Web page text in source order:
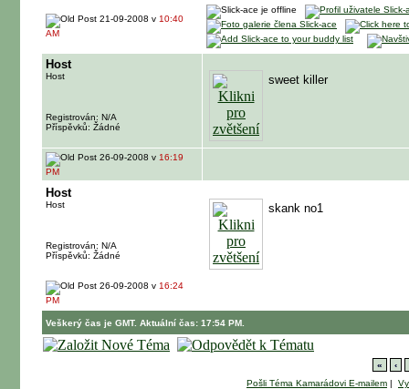
21-09-2008 v 10:40
AM
Host
Host
Registrován: N/A
Příspěvků: Žádné
sweet killer
26-09-2008 v 16:19
PM
Host
Host
Registrován: N/A
Příspěvků: Žádné
skank no1
26-09-2008 v 16:24
PM
Veškerý čas je GMT. Aktuální čas: 17:54 PM.
« ‹
Pošli Téma Kamarádovi E-mailem |